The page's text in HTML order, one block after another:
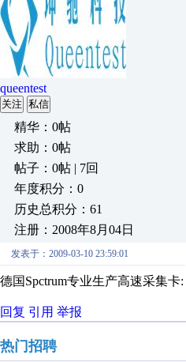
queentest
关注 私信
精华：0帖
求助：0帖
帖子：0帖 | 7回
年度积分：0
历史总积分：61
注册：2008年8月04日
发表于：2009-03-10 23:59:01
德国Spctrum专业生产高速采集卡:
回复 引用 举报
热门招聘